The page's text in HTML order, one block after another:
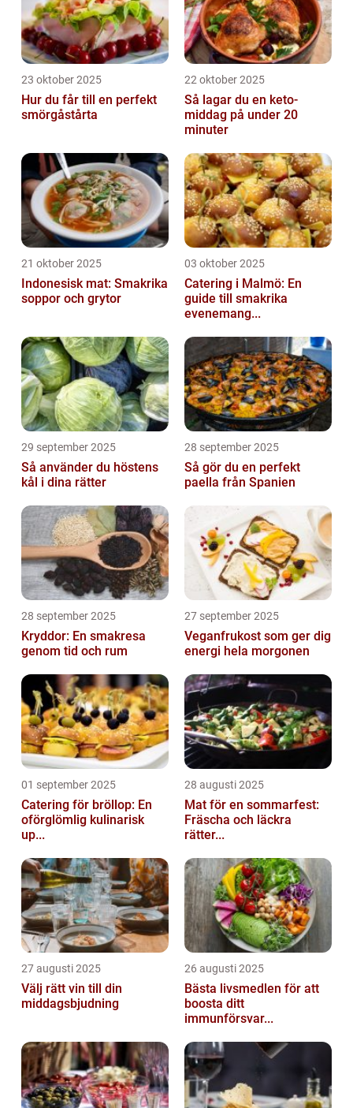
23 oktober 2025
Hur du får till en perfekt
smörgåstårta
22 oktober 2025
Så lagar du en keto-
middag på under 20
minuter
21 oktober 2025
Indonesisk mat: Smakrika
soppor och grytor
03 oktober 2025
Catering i Malmö: En
guide till smakrika
evenemang...
29 september 2025
Så använder du höstens
kål i dina rätter
28 september 2025
Så gör du en perfekt
paella från Spanien
28 september 2025
Kryddor: En smakresa
genom tid och rum
27 september 2025
Veganfrukost som ger dig
energi hela morgonen
01 september 2025
Catering för bröllop: En
oförglömlig kulinarisk
up...
28 augusti 2025
Mat för en sommarfest:
Fräscha och läckra
rätter...
27 augusti 2025
Välj rätt vin till din
middagsbjudning
26 augusti 2025
Bästa livsmedlen för att
boosta ditt
immunförsvar...